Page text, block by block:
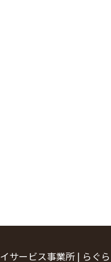
サービス事業所 | らぐ